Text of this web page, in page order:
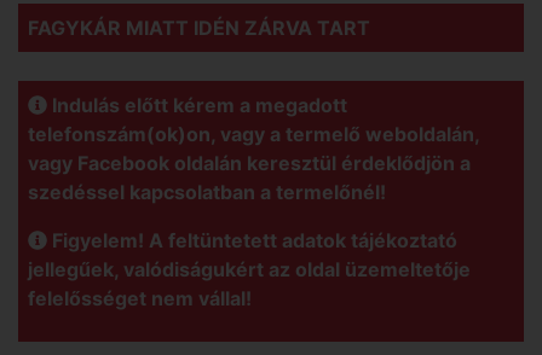
FAGYKÁR MIATT IDÉN ZÁRVA TART
Indulás előtt kérem a megadott
telefonszám(ok)on, vagy a termelő weboldalán,
vagy Facebook oldalán keresztül érdeklődjön a
szedéssel kapcsolatban a termelőnél!
Figyelem! A feltüntetett adatok tájékoztató
jellegűek, valódiságukért az oldal üzemeltetője
felelősséget nem vállal!